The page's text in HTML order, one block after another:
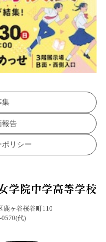
集
報告
ポリシー
鹿ヶ谷桜谷町110
代)